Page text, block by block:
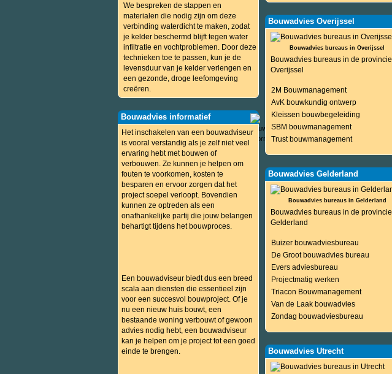
We bespreken de stappen en
materialen die nodig zijn om deze
verbinding waterdicht te maken, zodat
je kelder beschermd blijft tegen water
infiltratie en vochtproblemen. Door deze
technieken toe te passen, kun je de
levensduur van je kelder verlengen en
een gezonde, droge leefomgeving
creëren.
Bouwadvies informatief
Het inschakelen van een bouwadviseur
is vooral verstandig als je zelf niet veel
ervaring hebt met bouwen of
verbouwen. Ze kunnen je helpen om
fouten te voorkomen, kosten te
besparen en ervoor zorgen dat het
project soepel verloopt. Bovendien
kunnen ze optreden als een
onafhankelijke partij die jouw belangen
behartigt tijdens het bouwproces.
Een bouwadviseur biedt dus een breed
scala aan diensten die essentieel zijn
voor een succesvol bouwproject. Of je
nu een nieuw huis bouwt, een
bestaande woning verbouwt of gewoon
advies nodig hebt, een bouwadviseur
kan je helpen om je project tot een goed
einde te brengen.
Bouwadvies Overijssel
Bouwadvies bureaus in Overijssel
Bouwadvies bureaus in de provincie
Overijssel
2M Bouwmanagement
AvK bouwkundig ontwerp
Kleissen bouwbegeleiding
SBM bouwmanagement
Trust bouwmanagement
Bouwadvies Gelderland
Bouwadvies bureaus in Gelderland
Bouwadvies bureaus in de provincie
Gelderland
Buizer bouwadviesbureau
De Groot bouwadvies bureau
Evers adviesbureau
Projectmatig werken
Triacon Bouwmanagement
Van de Laak bouwadvies
Zondag bouwadviesbureau
Bouwadvies Utrecht